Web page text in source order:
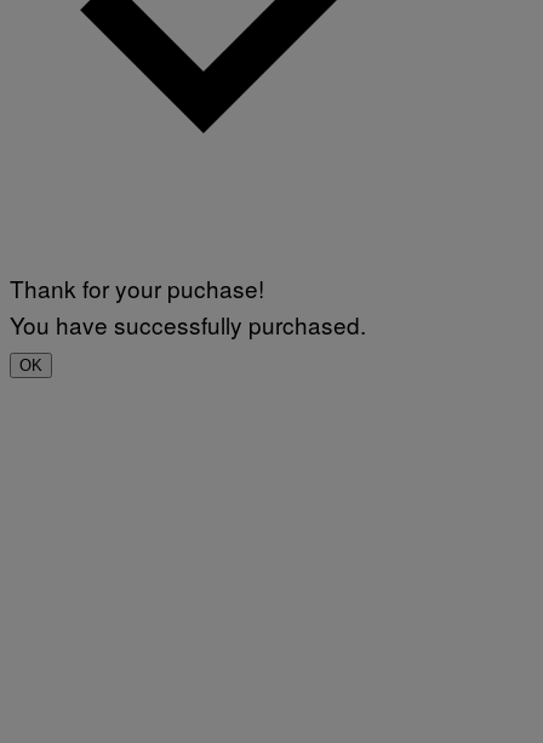
Thank for your puchase!
You have successfully purchased.
OK